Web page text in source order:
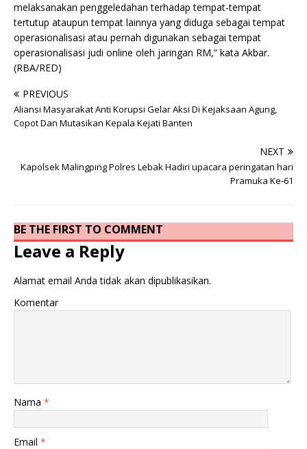
melaksanakan penggeledahan terhadap tempat-tempat
tertutup ataupun tempat lainnya yang diduga sebagai tempat
operasionalisasi atau pernah digunakan sebagai tempat
operasionalisasi judi online oleh jaringan RM,” kata Akbar.
(RBA/RED)
PREVIOUS
Aliansi Masyarakat Anti Korupsi Gelar Aksi Di Kejaksaan Agung,
Copot Dan Mutasikan Kepala Kejati Banten
NEXT
Kapolsek Malingping Polres Lebak Hadiri upacara peringatan hari
Pramuka Ke-61
BE THE FIRST TO COMMENT
Leave a Reply
Alamat email Anda tidak akan dipublikasikan.
Komentar
Nama *
Email *